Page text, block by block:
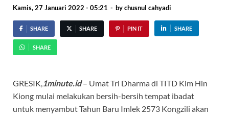
Kamis, 27 Januari 2022 - 05:21 - bychusnul cahyadi
SHARE SHARE PIN IT SHARE
SHARE
GRESIK,1minute.id– Umat Tri Dharma di TITD Kim Hin
Kiong mulai melakukan bersih-bersih tempat ibadat
untuk menyambut Tahun Baru Imlek 2573 Kongzili akan